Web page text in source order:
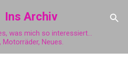
zum Hauptbereich
Ins Archiv
was mich so interessiert...
Motorräder, Neues.